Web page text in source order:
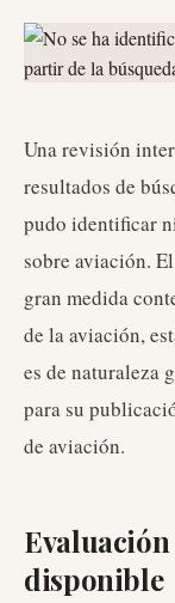
Una revisión
resultados de
pudo identificar
sobre aviación.
gran medida
de la aviación,
es de naturaleza
para su
de aviación.
disponible